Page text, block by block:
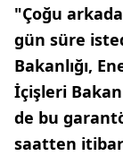
"Çoğu
gün süre
Bakanlığı,
İçişleri
de bu
saatten